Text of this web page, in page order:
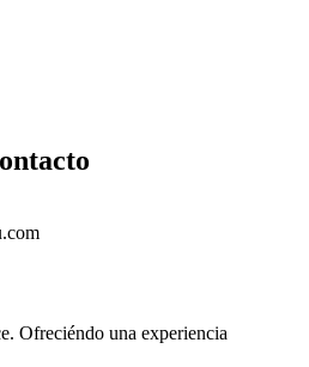
Ofreciéndo una experiencia